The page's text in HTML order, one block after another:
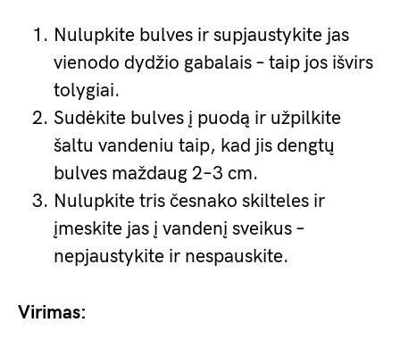
Nulupkite bulves ir supjaustykite jas
vienodo dydžio gabalais – taip jos išvirs
tolygiai.
Sudėkite bulves į puodą ir užpilkite
šaltu vandeniu taip, kad jis dengtų
bulves maždaug 2–3 cm.
Nulupkite tris česnako skilteles ir
įmeskite jas į vandenį sveikus –
nepjaustykite ir nespauskite.
Virimas: